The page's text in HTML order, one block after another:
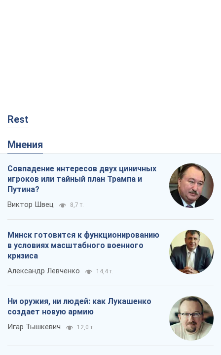
Rest
Мнения
Совпадение интересов двух циничных
игроков или тайный план Трампа и
Путина?
Виктор Швец 8,7 т.
Минск готовится к функционированию
в условиях масштабного военного
кризиса
Александр Левченко 14,4 т.
Ни оружия, ни людей: как Лукашенко
создает новую армию
Игар Тышкевич 12,0 т.